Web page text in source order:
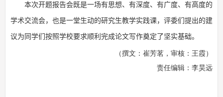
本次开题报告会既是一场有思想、有深度、有广度、有高度的
学术交流会，也是一堂生动的研究生教学实践课， 评委们提出的建
议为 同学们按照学校要求顺利完成论文写作奠定了坚实基础。
（撰文：崔芳茗，审核：王霞）
责任编辑： 李昊远